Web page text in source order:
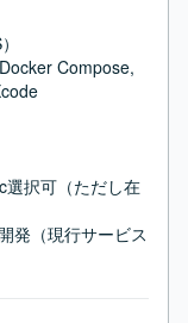
Compose,
択可（ただし在
発（現行サービス